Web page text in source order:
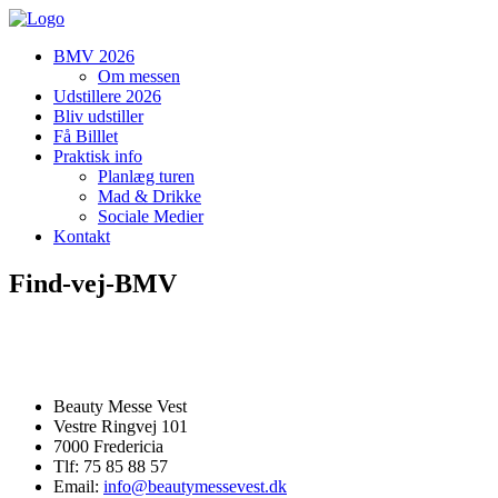
BMV 2026
Om messen
Udstillere 2026
Bliv udstiller
Få Billlet
Praktisk info
Planlæg turen
Mad & Drikke
Sociale Medier
Kontakt
Find-vej-BMV
Beauty Messe Vest
Vestre Ringvej 101
7000 Fredericia
Tlf: 75 85 88 57
Email: info@beautymessevest.dk